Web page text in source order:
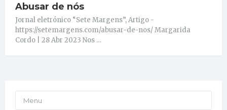
Abusar de nós
Jornal eletrónico “Sete Margens”, Artigo -
https://setemargens.com/abusar-de-nos/ Margarida
Cordo | 28 Abr 2023 Nos …
Menu